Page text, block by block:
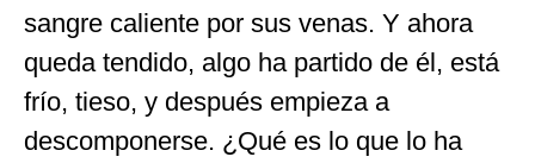
sangre caliente por sus venas. Y ahora
queda tendido, algo ha partido de él, está
frío, tieso, y después empieza a
descomponerse. ¿Qué es lo que lo ha